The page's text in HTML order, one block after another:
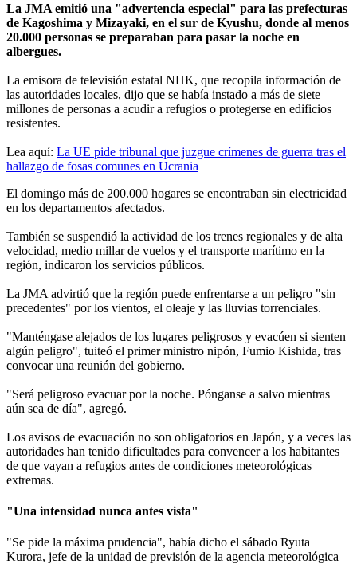
La JMA emitió una "advertencia especial" para las prefecturas
de Kagoshima y Mizayaki, en el sur de Kyushu, donde al menos
20.000 personas se preparaban para pasar la noche en
albergues.
La emisora de televisión estatal NHK, que recopila información de
las autoridades locales, dijo que se había instado a más de siete
millones de personas a acudir a refugios o protegerse en edificios
resistentes.
Lea aquí: La UE pide tribunal que juzgue crímenes de guerra tras el
hallazgo de fosas comunes en Ucrania
El domingo más de 200.000 hogares se encontraban sin electricidad
en los departamentos afectados.
También se suspendió la actividad de los trenes regionales y de alta
velocidad, medio millar de vuelos y el transporte marítimo en la
región, indicaron los servicios públicos.
La JMA advirtió que la región puede enfrentarse a un peligro "sin
precedentes" por los vientos, el oleaje y las lluvias torrenciales.
"Manténgase alejados de los lugares peligrosos y evacúen si sienten
algún peligro", tuiteó el primer ministro nipón, Fumio Kishida, tras
convocar una reunión del gobierno.
"Será peligroso evacuar por la noche. Pónganse a salvo mientras
aún sea de día", agregó.
Los avisos de evacuación no son obligatorios en Japón, y a veces las
autoridades han tenido dificultades para convencer a los habitantes
de que vayan a refugios antes de condiciones meteorológicas
extremas.
"Una intensidad nunca antes vista"
"Se pide la máxima prudencia", había dicho el sábado Ryuta
Kurora, jefe de la unidad de previsión de la agencia meteorológica